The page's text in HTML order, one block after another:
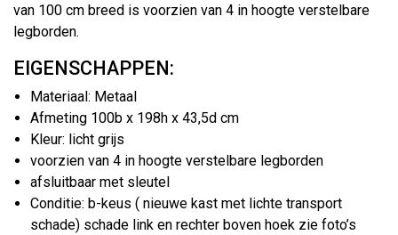
van 100 cm breed is voorzien van 4 in hoogte verstelbare
legborden.
EIGENSCHAPPEN:
Materiaal: Metaal
Afmeting 100b x 198h x 43,5d cm
Kleur: licht grijs
voorzien van 4 in hoogte verstelbare legborden
afsluitbaar met sleutel
Conditie: b-keus ( nieuwe kast met lichte transport
schade) schade link en rechter boven hoek zie foto’s